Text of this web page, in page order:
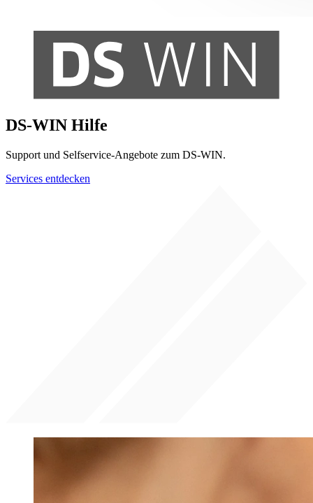
DS-WIN Hilfe
Support und Selfservice-Angebote zum DS-WIN.
Services entdecken